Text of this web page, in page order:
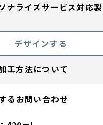
フト用品(バッグ・紙袋)
ナライズサービス対応
デザインする
工方法について
るお問い合わせ